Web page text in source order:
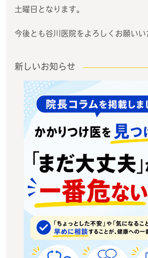
土曜日となります。
今後とも谷川医院をよろしくお願いい
新しいお知らせ